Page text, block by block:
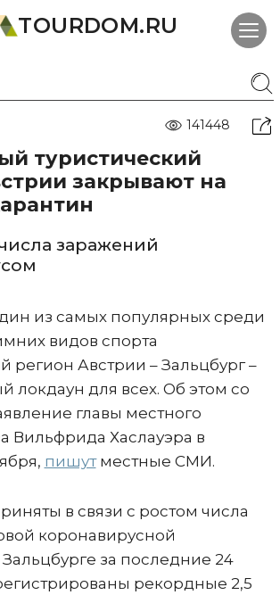
TOURDOM.RU
141448
туристический
закрывают на
заражений
из самых популярных среди
видов спорта
регион Австрии – Зальцбург –
локдаун для всех. Об этом со
главы местного
Вильфрида Хаслауэра в
пишутместные СМИ.
в связи с ростом числа
коронавирусной
за последние 24
рекордные 2,5